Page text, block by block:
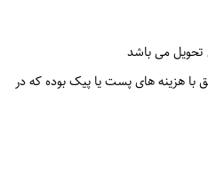
تحویل می باشد
با هزینه های پست یا پیک بوده که در